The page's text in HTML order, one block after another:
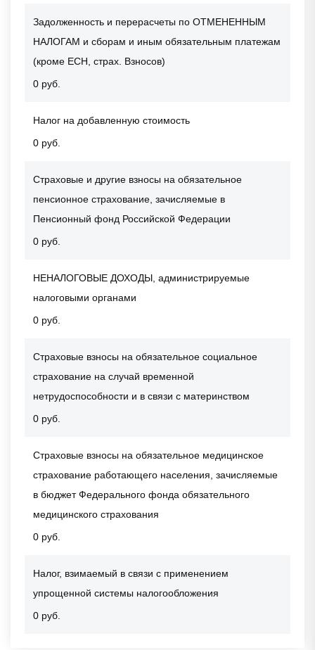
Задолженность и перерасчеты по ОТМЕНЕННЫМ
НАЛОГАМ и сборам и иным обязательным платежам
(кроме ЕСН, страх. Взносов)
0 руб.
Налог на добавленную стоимость
0 руб.
Страховые и другие взносы на обязательное
пенсионное страхование, зачисляемые в
Пенсионный фонд Российской Федерации
0 руб.
НЕНАЛОГОВЫЕ ДОХОДЫ, администрируемые
налоговыми органами
0 руб.
Страховые взносы на обязательное социальное
страхование на случай временной
нетрудоспособности и в связи с материнством
0 руб.
Страховые взносы на обязательное медицинское
страхование работающего населения, зачисляемые
в бюджет Федерального фонда обязательного
медицинского страхования
0 руб.
Налог, взимаемый в связи с применением
упрощенной системы налогообложения
0 руб.